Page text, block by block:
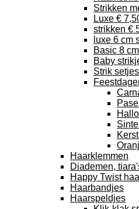
Strikken
Luxe €
strikken €
luxe 6 cm
Basic 8
Baby
Strik setjes
Haarklemmen
Diademen,
Happy Twist
Haarbandjes
Haarspeldjes